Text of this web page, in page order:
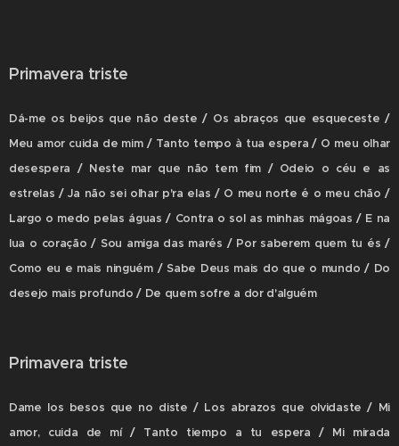
Primavera triste
Dá-me os beijos que não deste / Os abraços que esqueceste /
Meu amor cuida de mim / Tanto tempo à tua espera / O meu olhar
desespera / Neste mar que não tem fim / Odeio o céu e as
estrelas / Ja não sei olhar p'ra elas / O meu norte é o meu chão /
Largo o medo pelas águas / Contra o sol as minhas mágoas / E na
lua o coração / Sou amiga das marés / Por saberem quem tu és /
Como eu e mais ninguém / Sabe Deus mais do que o mundo / Do
desejo mais profundo / De quem sofre a dor d'alguém
Primavera triste
Dame los besos que no diste / Los abrazos que olvidaste / Mi
amor, cuida de mí / Tanto tiempo a tu espera / Mi mirada